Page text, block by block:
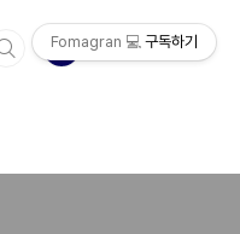
Fomagran 💻 구독하기